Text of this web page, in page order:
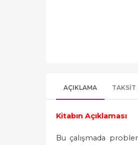
AÇIKLAMA TAKSIT
Kitabın Açıklaması
Bu çalışmada